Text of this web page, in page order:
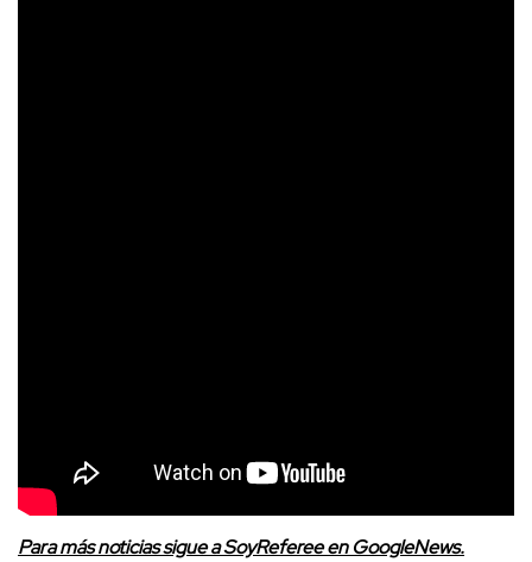
Para más noticias sigue a SoyReferee en GoogleNews.